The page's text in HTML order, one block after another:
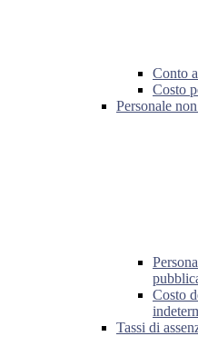
Conto
Costo
Personale
Costo
Tassi di